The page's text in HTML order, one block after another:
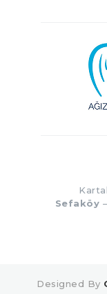
Sefaköy –
Designed By